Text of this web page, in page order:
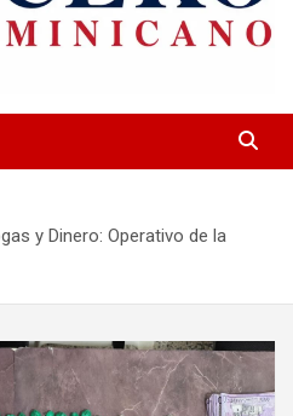
y Dinero: Operativo de la